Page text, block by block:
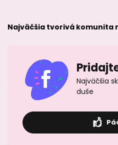
Najväčšia tvorivá komunita
Najväčšia
duše